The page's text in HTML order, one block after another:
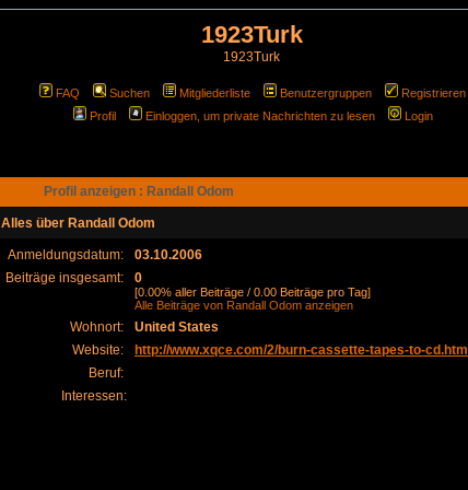
1923Turk
1923Turk
FAQ Suchen Mitgliederliste Benutzergruppen
Registrieren
Profil
Einloggen, um private Nachrichten zu lesen Login
Profil anzeigen : Randall Odom
Alles über Randall Odom
Anmeldungsdatum:
03.10.2006
Beiträge insgesamt:
0
[0.00% aller Beiträge / 0.00 Beiträge pro Tag]
Alle Beiträge von Randall Odom anzeigen
Wohnort:
United States
Website:
http://www.xqce.com/2/burn-cassette-tapes-to-cd.html
Beruf:
Interessen: